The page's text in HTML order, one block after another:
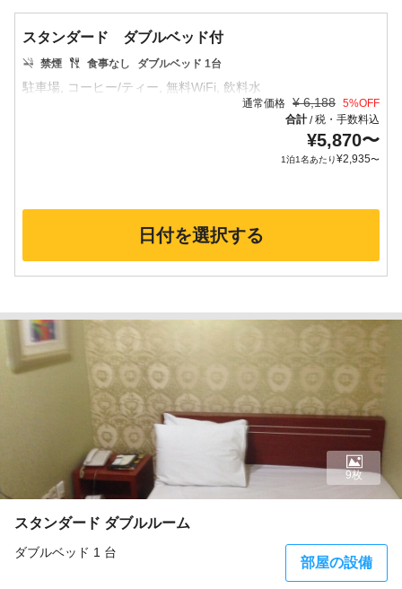
スタンダード ダブルベッド付
禁煙 食事なし ダブルベッド 1台
通常価格 ¥ 6,188 5%OFF
合計/税・手数料込
¥5,870〜
1泊1名あたり¥2,935〜
日付を選択する
スタンダード ダブルルーム
ダブルベッド 1 台
部屋の設備
9枚